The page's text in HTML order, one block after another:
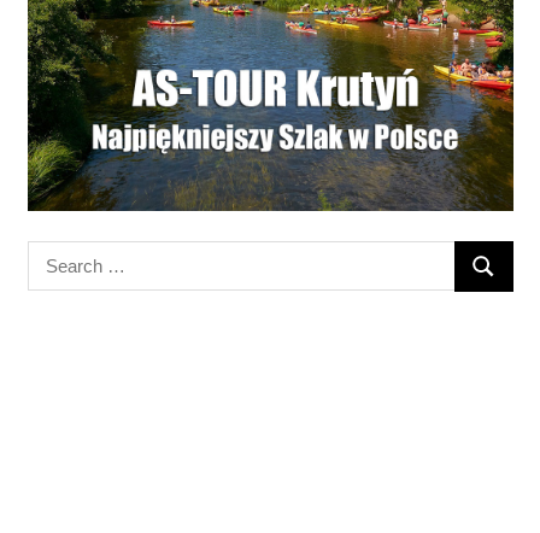
Search
for:
SEARCH